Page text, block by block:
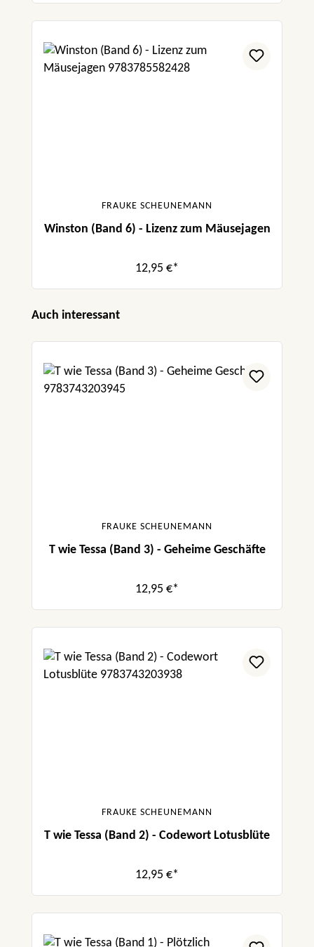
FRAUKE SCHEUNEMANN
Winston (Band 6) - Lizenz zum Mäusejagen
12,95 €*
Produktgalerie überspringen
Auch interessant
FRAUKE SCHEUNEMANN
T wie Tessa (Band 3) - Geheime Geschäfte
12,95 €*
FRAUKE SCHEUNEMANN
T wie Tessa (Band 2) - Codewort Lotusblüte
12,95 €*